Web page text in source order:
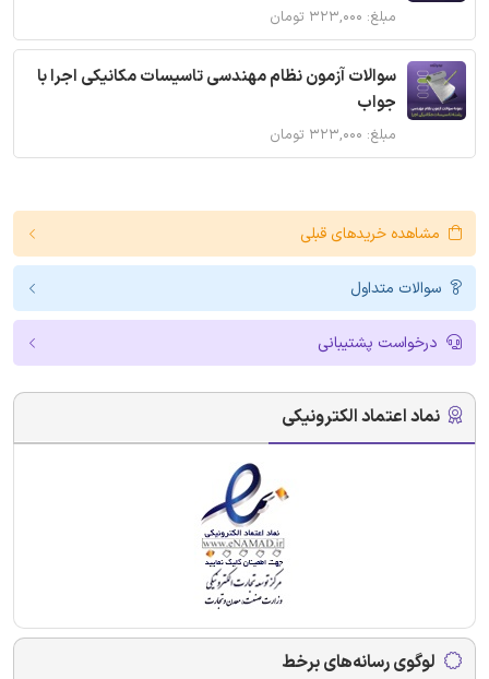
مبلغ: ۳۲۳,۰۰۰ تومان
سوالات آزمون نظام مهندسی تاسیسات مکانیکی اجرا با
جواب
مبلغ: ۳۲۳,۰۰۰ تومان
مشاهده خریدهای قبلی
سوالات متداول
درخواست پشتیبانی
نماد اعتماد الکترونیکی
لوگوی رسانه‌های برخط